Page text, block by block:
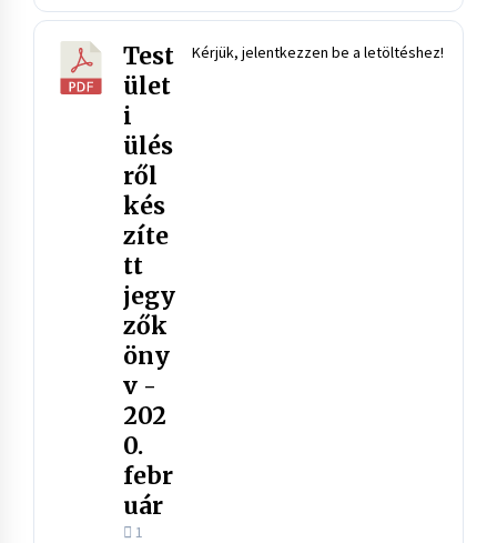
Test
ület
i
ülés
ről
kés
zíte
tt
jegy
zők
öny
v -
202
0.
febr
uár
1
Kérjük, jelentkezzen be a letöltéshez!